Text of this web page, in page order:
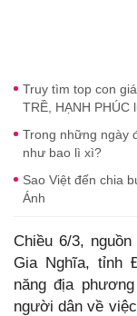
Truy tìm top con
TRỀ, HẠNH
Trong những ngày
như bao lì xì?
Sao Việt đến chia
Ánh
Chiều 6/3,
Gia Nghĩa, tỉnh
năng địa
người dân về